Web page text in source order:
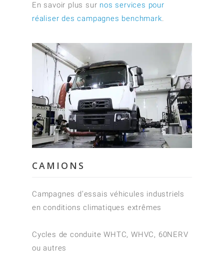
En savoir plus sur nos services pour
réaliser des campagnes benchmark.
CAMIONS
Campagnes d’essais véhicules industriels
en conditions climatiques extrêmes
Cycles de conduite WHTC, WHVC, 60NERV
ou autres